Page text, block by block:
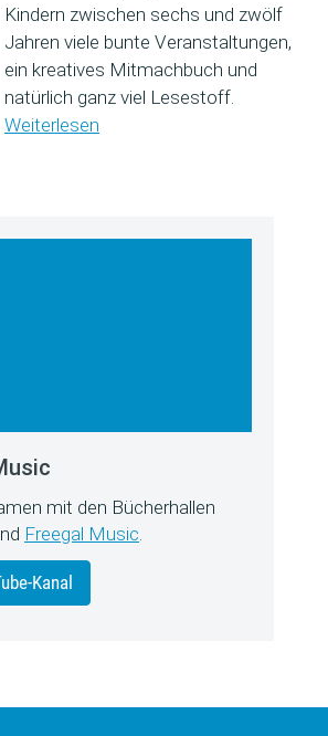
Kindern zwischen sechs und zwölf
Jahren viele bunte Veranstaltungen,
ein kreatives Mitmachbuch und
natürlich ganz viel Lesestoff.
Weiterlesen
mit den Bücherhallen
Freegal Music
Kanal